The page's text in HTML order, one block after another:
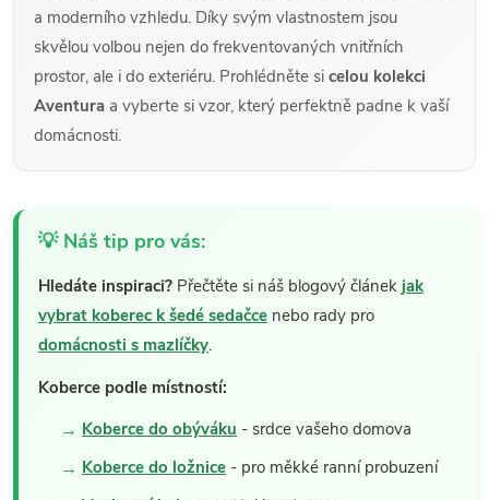
a moderního vzhledu. Díky svým vlastnostem jsou
skvělou volbou nejen do frekventovaných vnitřních
prostor, ale i do exteriéru. Prohlédněte si celou kolekci
Aventura a vyberte si vzor, který perfektně padne k vaší
domácnosti.
💡 Náš tip pro vás:
Hledáte inspiraci? Přečtěte si náš blogový článek jak
vybrat koberec k šedé sedačce nebo rady pro
domácnosti s mazlíčky.
Koberce podle místností:
Koberce do obýváku - srdce vašeho domova
Koberce do ložnice - pro měkké ranní probuzení